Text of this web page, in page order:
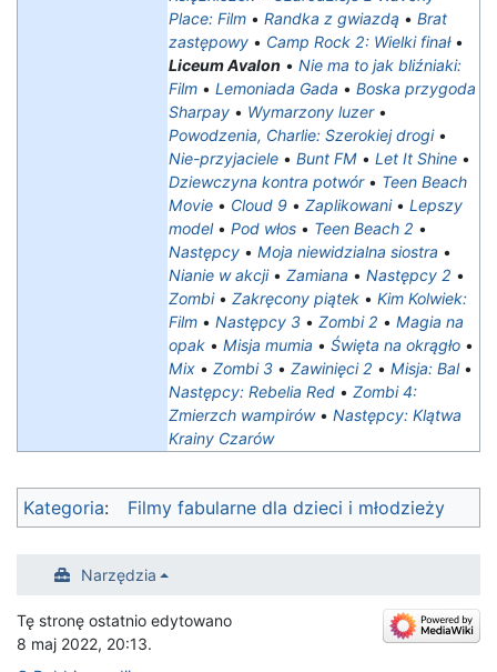
Place: Film • Randka z gwiazdą • Brat
zastępowy • Camp Rock 2: Wielki finał•
Liceum Avalon • Nie ma to jak bliźniaki:
Film • Lemoniada Gada • Boska przygoda
Sharpay • Wymarzony luzer•
Powodzenia, Charlie: Szerokiej drogi•
Nie-przyjaciele • Bunt FM • Let It Shine •
Dziewczyna kontra potwór• Teen Beach
Movie • Cloud 9 • Zaplikowani• Lepszy
model• Pod włos • Teen Beach 2 •
Następcy • Moja niewidzialna siostra‎ •
Nianie w akcji• Zamiana • Następcy 2 •
Zombi• Zakręcony piątek • Kim Kolwiek:
Film • Następcy 3 • Zombi 2 • Magia na
opak • Misja mumia • Święta na okrągło •
Mix • Zombi 3 • Zawinięci 2 • Misja: Bal•
Następcy: Rebelia Red • Zombi 4:
Zmierzch wampirów• Następcy: Klątwa
Krainy Czarów
Kategoria: Filmy fabularne dla dzieci i młodzieży
Narzędzia
Tę stronę ostatnio edytowano
8 maj 2022, 20:13.